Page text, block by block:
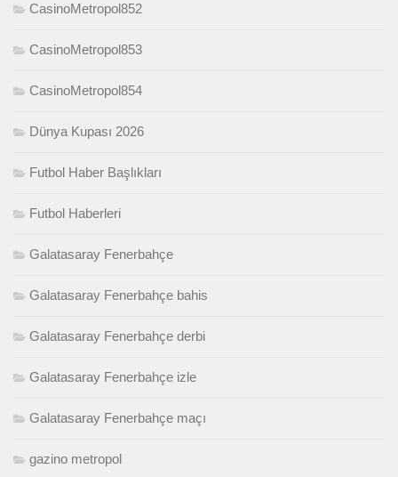
CasinoMetropol852
CasinoMetropol853
CasinoMetropol854
Dünya Kupası 2026
Futbol Haber Başlıkları
Futbol Haberleri
Galatasaray Fenerbahçe
Galatasaray Fenerbahçe bahis
Galatasaray Fenerbahçe derbi
Galatasaray Fenerbahçe izle
Galatasaray Fenerbahçe maçı
gazino metropol